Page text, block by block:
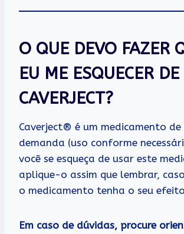
O QUE DEVO FAZER
EU ME ESQUECER
CAVERJECT?
Caverject® é um medicamento de
demanda (uso conforme
você se esqueça de usar este
aplique-o assim que lembrar,
o medicamento tenha o seu
Em caso de dúvidas, procure